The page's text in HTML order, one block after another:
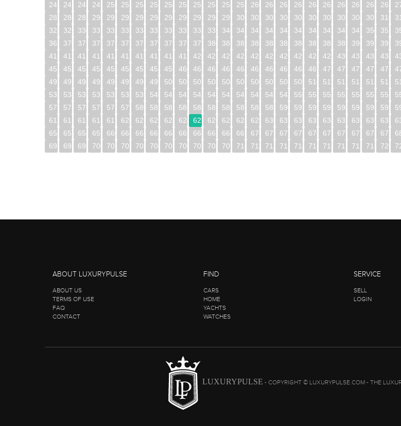
246
247 248 249 250 251 252 253 254 255 256 257 258 259 260 261 262 263 264 265 266 267 268 269
287
288 289 290 291 292 293 294 295 296 297 298 299 300 301 302 303 304 305 306 307 308 309 310
328
329 330 331 332 333 334 335 336 337 338 339 340 341 342 343 344 345 346 347 348 349 350 351
369
370 371 372 373 374 375 376 377 378 379 380 381 382 383 384 385 386 387 388 389 390 391 392
410
411 412 413 414 415 416 417 418 419 420 421 422 423 424 425 426 427 428 429 430 431 432 433
451
452 453 454 455 456 457 458 459 460 461 462 463 464 465 466 467 468 469 470 471 472 473 474
492
493 494 495 496 497 498 499 500 501 502 503 504 505 506 507 508 509 510 511 512 513 514 515
533
534 535 536 537 538 539 540 541 542 543 544 545 546 547 548 549 550 551 552 553 554 555 556
574
575 576 577 578 579 580 581 582 583 584 585 586 587 588 589 590 591 592 593 594 595 596 597
615
616 617 618 619 620 621 622 623 624 625 626 627 628 629 630 631 632 633 634 635 636 637 638
656
657 658 659 660 661 662 663 664 665 666 667 668 669 670 671 672 673 674 675 676 677 678 679
697
698 699 700 701 702 703 704 705 706 707 708 709 710 711 712 713 714 715 716 717 718 719 720
ABOUT LUXURYPULSE
ABOUT US
TERMS OF USE
FAQ
CONTACT
FIND
CARS
HOME
YACHTS
WATCHES
SERVICE
SELL
LOGIN
LUXURYPULSE - COPYRIGHT © LUXURYPULSE.COM - THE